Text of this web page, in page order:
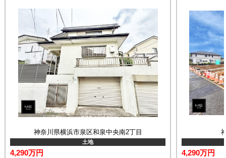
神奈川県横浜市泉区和泉中央南2丁目
土地
4,290万円 4,290万円